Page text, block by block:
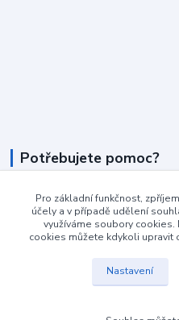
Potřebujete pomoc?
+420 604 990 800
po-pá 8:15 - 17:00 hod
info@podlahovyraj.cz
Pro základní funkčnost,
účely a v případě udělení
využíváme soubory
cookies můžete kdykoli upravit
Nastavení